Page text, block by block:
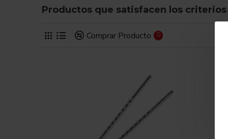
Productos que satisfacen los
Comprar Producto 0